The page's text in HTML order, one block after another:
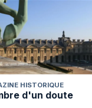
HISTORIQUE
d'un doute